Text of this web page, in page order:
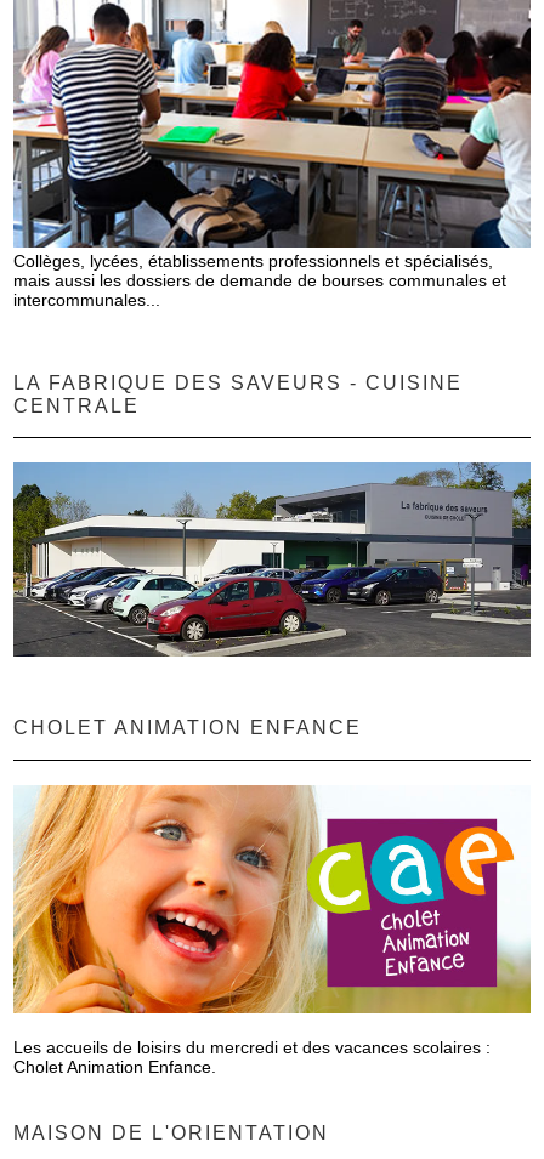
Collèges, lycées, établissements professionnels et spécialisés,
mais aussi les dossiers de demande de bourses communales et
intercommunales...
LA FABRIQUE DES SAVEURS - CUISINE
CENTRALE
CHOLET ANIMATION ENFANCE
Les accueils de loisirs du mercredi et des vacances scolaires :
Cholet Animation Enfance.
MAISON DE L'ORIENTATION